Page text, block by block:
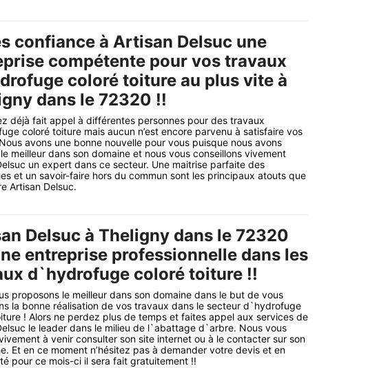
confiance à Artisan Delsuc une
compétente pour vos travaux
coloré toiture au plus vite à
dans le 72320 !!
déjà fait appel à différentes personnes pour des travaux
coloré toiture mais aucun n’est encore parvenu à satisfaire vos
avons une bonne nouvelle pour vous puisque nous avons
meilleur dans son domaine et nous vous conseillons vivement
un expert dans ce secteur. Une maitrise parfaite des
et un savoir-faire hors du commun sont les principaux atouts que
Artisan Delsuc.
Delsuc à Theligny dans le 72320
entreprise professionnelle dans les
d`hydrofuge coloré toiture !!
proposons le meilleur dans son domaine dans le but de vous
la bonne réalisation de vos travaux dans le secteur d`hydrofuge
! Alors ne perdez plus de temps et faites appel aux services de
le leader dans le milieu de l`abattage d`arbre. Nous vous
à venir consulter son site internet ou à le contacter sur son
Et en ce moment n’hésitez pas à demander votre devis et en
pour ce mois-ci il sera fait gratuitement !!